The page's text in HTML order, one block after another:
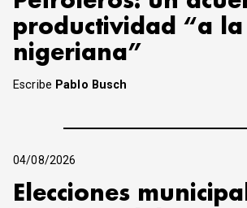
productividad “a la
nigeriana”
Escribe Pablo Busch
04/08/2026
Elecciones